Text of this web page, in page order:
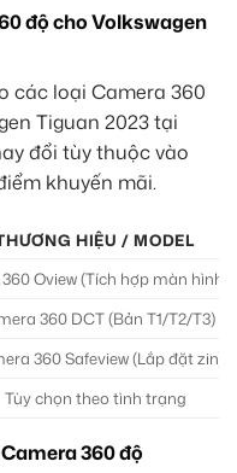
độ cho Volkswagen
các loại Camera 360
Tiguan 2023 tại
đổi tùy thuộc vào
khuyến mãi.
HIỆU / MODEL
Oview (Tích hợp màn hình
360 DCT (Bản T1/T2/T3)
360 Safeview (Lắp đặt zin)
Tùy chọn theo tình trạng
360 độ